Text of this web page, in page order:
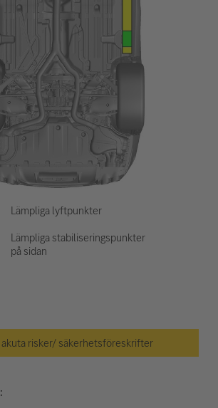
Lämpliga lyftpunkter
Lämpliga stabiliseringspunkter
på sidan
akuta risker/ säkerhetsföreskrifter